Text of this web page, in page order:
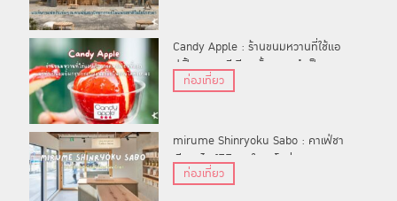
Candy Apple : ร้านขนมหวานที่ใช้แอ
ปเปิ้ลเกรดพรีเมียมทั้งลูกมาทำเป็น
อมยิ้มกรุบกรอบแสนอร่อยในย่านไดคัง
ท่องเที่ยว
mirume Shinryoku Sabo : คาเฟ่ชา
เขียวสไตล์มินิมอลในนาโกย่า
ท่องเที่ยว